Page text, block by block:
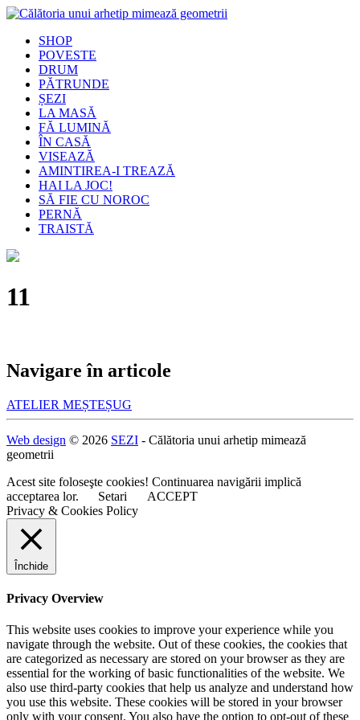
SHOP
POVESTE
DRUM
PĂTRUNDE
ȘEZI
LA MASĂ
FĂ LUMINĂ
ÎN CASĂ
VISEAZĂ
AMINTIREA-I TREAZĂ
HAI LA JOC!
SĂ FIE CU NOROC
PERNĂ
TRAISTĂ
11
Navigare în articole
ATELIER MEȘTEȘUG
Web design © 2026 SEZI - Călătoria unui arhetip mimează
geometrii
Acest site foloseşte cookies! Continuarea navigării implică
acceptarea lor.
Setari
ACCEPT
Privacy & Cookies Policy
Închide
Privacy Overview
This website uses cookies to improve your experience while you
navigate through the website. Out of these cookies, the cookies that
are categorized as necessary are stored on your browser as they are
essential for the working of basic functionalities of the website. We
also use third-party cookies that help us analyze and understand how
you use this website. These cookies will be stored in your browser
only with your consent. You also have the option to opt-out of these